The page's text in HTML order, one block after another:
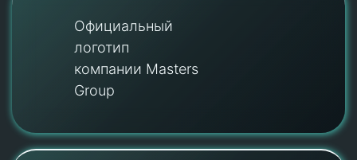
Официальный
логотип
компании Masters
Group